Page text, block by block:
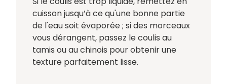
cuisson jusqu’à ce qu'une bonne partie
de l'eau soit évaporée ; si des morceaux
vous dérangent, passez le coulis au
tamis ou au chinois pour obtenir une
texture parfaitement lisse.